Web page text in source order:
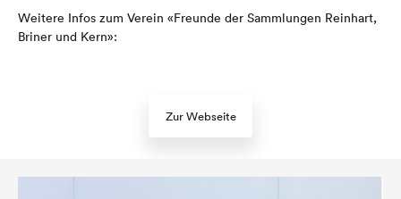
Weitere Infos zum Verein «Freunde der Sammlungen Reinhart,
Briner und Kern»:
Zur Webseite